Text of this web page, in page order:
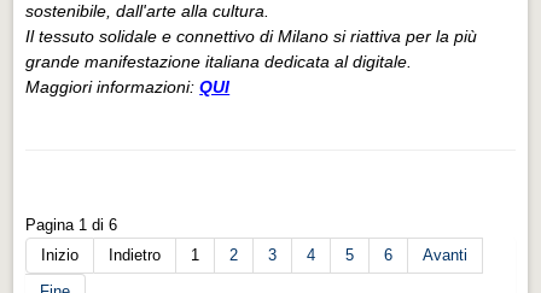
sostenibile, dall'arte alla cultura.
Il tessuto solidale e connettivo di Milano si riattiva per la più
grande manifestazione italiana dedicata al digitale.
Maggiori informazioni:QUI
Pagina 1 di 6
Inizio
Indietro 1 2 3 4 5 6
Avanti